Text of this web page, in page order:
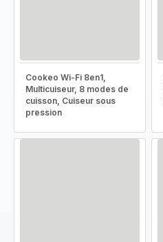
Cookeo Wi-Fi 8en1,
Multicuiseur, 8 modes de
cuisson, Cuiseur sous
pression